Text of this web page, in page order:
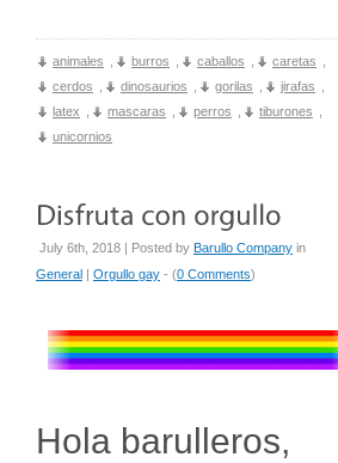
animales burros caballos caretas
cerdos
dinosaurios gorilas jirafas
latex
mascaras perros tiburones
unicornios
July 6th, 2018 | Posted by Barullo Company in
General
Orgullo gay - (0 Comments)
Hola barulleros,